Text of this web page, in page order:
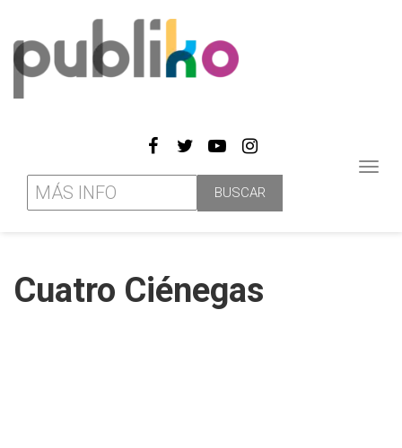
Cuatro Ciénegas